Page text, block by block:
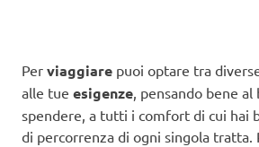
Per viaggiare puoi optare tra
alle tue esigenze , pensando bene
spendere, a tutti i comfort di cui hai
di percorrenza di ogni singola tratta.